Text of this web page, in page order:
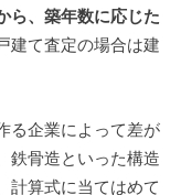
ら、築年数に応じた
建て査定の場合は建
る企業によって差が
鉄骨造といった構造
計算式に当てはめて